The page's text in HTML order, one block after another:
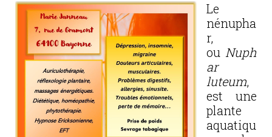
Le
nénupha
r,
ou Nuph
ar
luteum,
est une
plante
aquatiqu